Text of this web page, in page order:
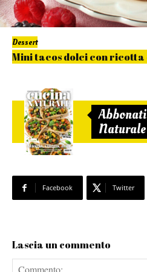
Dessert
Mini tacos dolci con
Naturale
Facebook Twitter
Lascia un commento